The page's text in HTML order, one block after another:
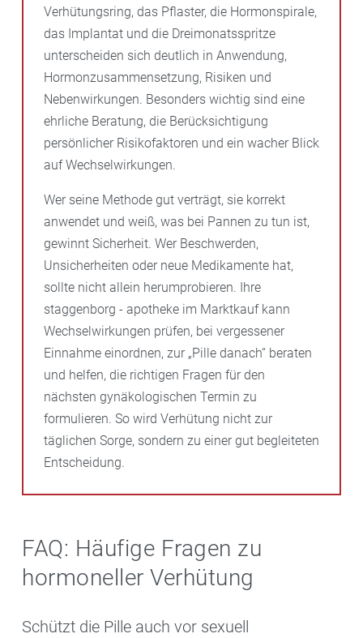
Verhütungsring, das Pflaster, die Hormonspirale,
das Implantat und die Dreimonatsspritze
unterscheiden sich deutlich in Anwendung,
Hormonzusammensetzung, Risiken und
Nebenwirkungen. Besonders wichtig sind eine
ehrliche Beratung, die Berücksichtigung
persönlicher Risikofaktoren und ein wacher Blick
auf Wechselwirkungen.
Wer seine Methode gut verträgt, sie korrekt
anwendet und weiß, was bei Pannen zu tun ist,
gewinnt Sicherheit. Wer Beschwerden,
Unsicherheiten oder neue Medikamente hat,
sollte nicht allein herumprobieren. Ihre
staggenborg - apotheke im Marktkauf kann
Wechselwirkungen prüfen, bei vergessener
Einnahme einordnen, zur „Pille danach“ beraten
und helfen, die richtigen Fragen für den
nächsten gynäkologischen Termin zu
formulieren. So wird Verhütung nicht zur
täglichen Sorge, sondern zu einer gut begleiteten
Entscheidung.
FAQ: Häufige Fragen zu
hormoneller Verhütung
Schützt die Pille auch vor sexuell